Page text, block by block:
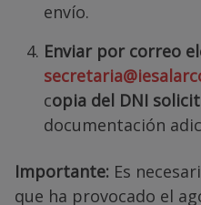
envío.
Enviar por correo
copia del DNI
documentación
Importante: Es
que ha provocado el